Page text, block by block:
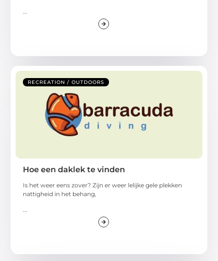
...
RECREATION / OUTDOORS
Hoe een daklek te vinden
Is het weer eens zover? Zijn er weer lelijke gele plekken
nattigheid in het behang,
...